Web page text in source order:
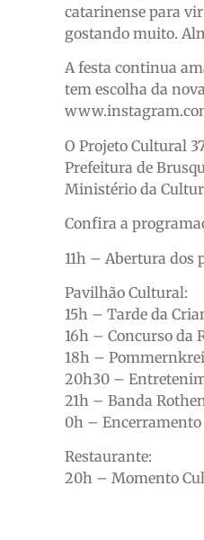
catarinense para vir
gostando muito.
A festa continua
tem escolha da
O Projeto Cultural
Prefeitura de
Ministério da
Confira a
11h – Abertura dos
Pavilhão Cultural:
15h – Tarde da
16h – Concurso da
18h –
20h30 –
21h – Banda
0h – Encerramento
Restaurante:
20h – Momento